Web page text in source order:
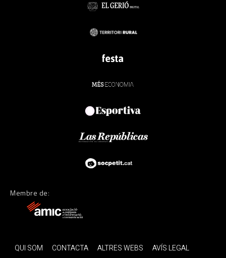
Membre de:
QUI SOM CONTACTA ALTRES WEBS AVÍS LEGAL